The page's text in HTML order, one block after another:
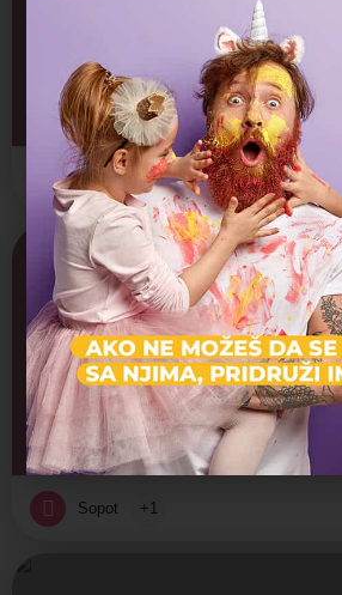
Stara rimska česma
Arhitektonska gradjevina,
Sopot +1
Crkva Svetih apostola Petra
Arhitektonska gradjevina, Verski
Otvoreno
Sopot +1